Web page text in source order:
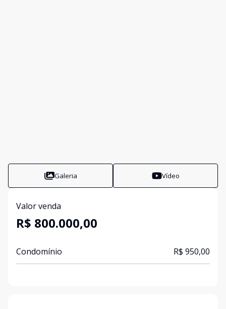
Galeria Vídeo
Valor venda
R$ 800.000,00
Condomínio R$ 950,00